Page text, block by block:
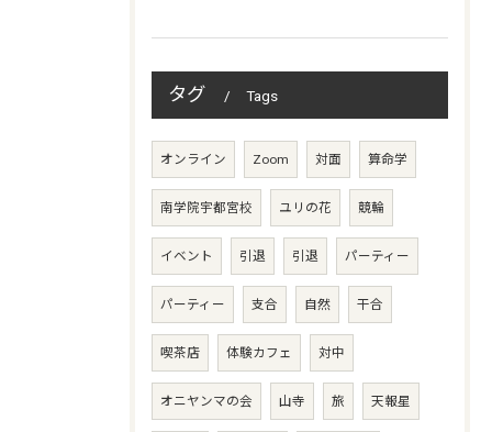
タグ Tags
オンライン Zoom 対面 算命学
南学院宇都宮校 ユリの花 競輪
イベント 引退 引退 パーティー
パーティー 支合 自然 干合
喫茶店 体験カフェ 対中
オニヤンマの会 山寺 旅 天報星